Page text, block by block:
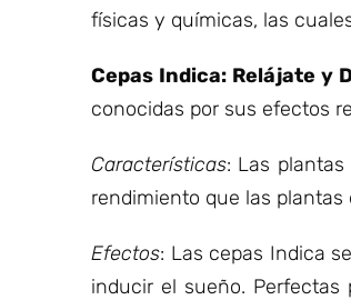
físicas y químicas, las
Cepas Indica: Relájate y
conocidas por sus efectos
Características: Las
rendimiento que las plantas
Efectos: Las cepas Indica
inducir el sueño.